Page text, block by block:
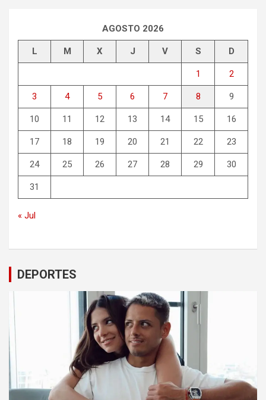
AGOSTO 2026
L M X J V S D
1 2
3 4 5 6 7 8 9
10 11 12 13 14 15 16
17 18 19 20 21 22 23
24 25 26 27 28 29 30
31
« Jul
DEPORTES